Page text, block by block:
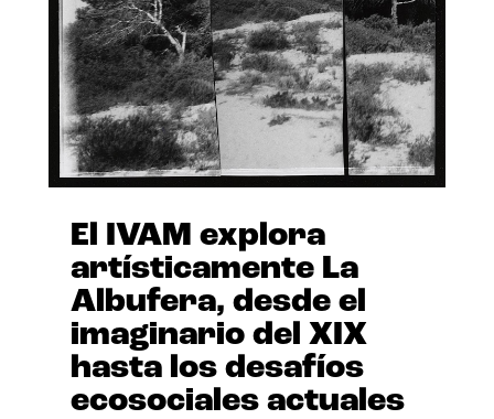
El IVAM explora
artísticamente La
Albufera, desde el
imaginario del XIX
hasta los desafíos
ecosociales actuales